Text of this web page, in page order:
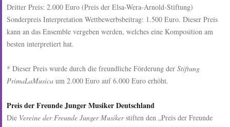
Dritter Preis: 2.000 Euro (Preis der Elsa-Wera-Arnold-Stiftung)
Sonderpreis Interpretation Wettbewerbsbeitrag: 1.500 Euro. Dieser Preis
kann an das Ensemble vergeben werden, welches eine Komposition am
besten interpretiert hat.
* Dieser Preis wurde durch die freundliche Förderung der Stiftung
PrimaLaMusicaum 2.000 Euro auf 6.000 Euro erhöht.
Preis der Freunde Junger Musiker Deutschland
Die Vereine der Freunde Junger Musikerstiften den „Preis der Freunde